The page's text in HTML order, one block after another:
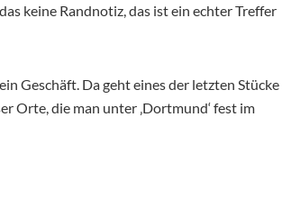
keine Randnotiz, das ist ein echter Treffer
Geschäft. Da geht eines der letzten Stücke
Orte, die man unter ‚Dortmund‘ fest im